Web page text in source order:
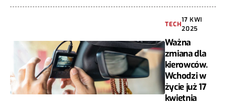
TECH
17 KWI
2025
Ważna
zmiana dla
kierowców.
Wchodzi w
życie już 17
kwietnia